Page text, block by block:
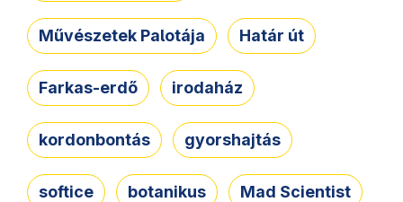
Művészetek Palotája Határ út
Farkas-erdő irodaház
kordonbontás gyorshajtás
softice botanikus Mad Scientist